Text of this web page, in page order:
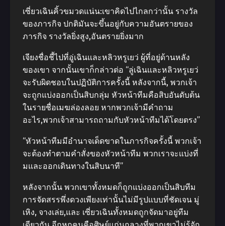
เซี่ยวเฉินคิ้วขมวดแน่น:เขาคิดไปไกลกว่านั้น รางวัล
ของภารกิจ ปกติมันจะขึ้นอยู่กับความอันตรายของ
ภารกิจ รางวัลยิ่งสูง,อันตรายยิ่งมาก
เจียงชื่อชี้ไปที่อู่เฉินและหลิวหรูเยว่ ผู้ที่อยู่ด้านหลัง
ของเขา จากนั้นเขาก็กล่าวต่อ “ลู่เฉินและหลิวหรูเยว่
จะรับผิดชอบในปฏิบัติการครั้งนี้ หลังจากนี้, พวกเจ้า
จะถูกแบ่งออกเป็นสิบกลุ่ม หัวหน้าทีมคือสิบอันดับต้น
ในรายชื่อเมฆล่องลอย หากพวกเจ้ามีคําถาม
อะไร,พวกเจ้าสามารถถามกับหัวหน้าทีมได้โดยตรง”
“หัวหน้าทีมมีอํานาจเด็ดขาดในภารกิจครั้งนี้ พวกเจ้า
จะต้องทําตามคําสั่งของหัวหน้าทีม พวกเราจะแบ่งที่
มและออกเดินทางในสิบนาที”
หลังจากนั้น พวกเขาทั้งหมดก็ถูกแบ่งออกเป็นสิบทีม
การจัดสรรพึ่งดวงเพียงเท่านั้นไม่มีรูปแบบที่ชัดเจน มู่
เหิง, จางเล่ย,และ เซี่ยวเฉินทั้งหมดถูกจัดมาอยู่ทีม